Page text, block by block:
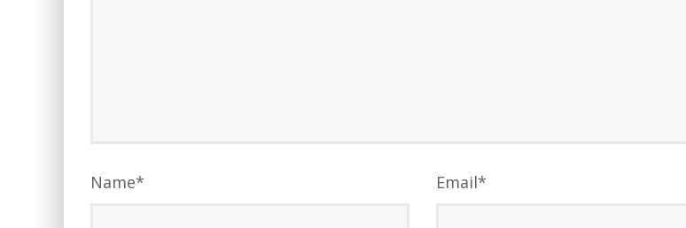
Name* Email*